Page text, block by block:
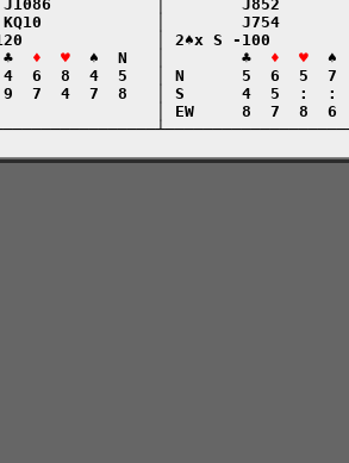
│        J852
│        J754
│ 2♠x S -100
♣
♦  ♥
  ♠  N   │        ♣
♦  ♥
♠
6  8  4  5   │ N      5  6  5
7  4  7  8   │ S      4  5  :
│ EW     8  7  8